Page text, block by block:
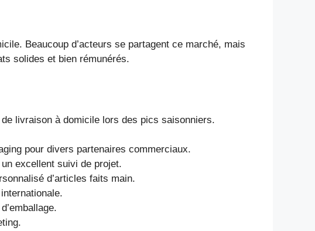
Beaucoup d’acteurs se partagent ce marché, mais
solides et bien rémunérés.
livraison à domicile lors des pics saisonniers.
pour divers partenaires commerciaux.
excellent suivi de projet.
d’articles faits main.